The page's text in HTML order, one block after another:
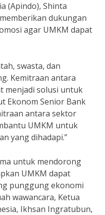
(Apindo), Shinta
dukungan
agar UMKM dapat
swasta, dan
Kemitraan antara
menjadi solusi untuk
Ekonom Senior Bank
antara sektor
UMKM untuk
yang dihadapi.”
untuk mendorong
UMKM dapat
punggung ekonomi
wawancara, Ketua
Ikhsan Ingratubun,